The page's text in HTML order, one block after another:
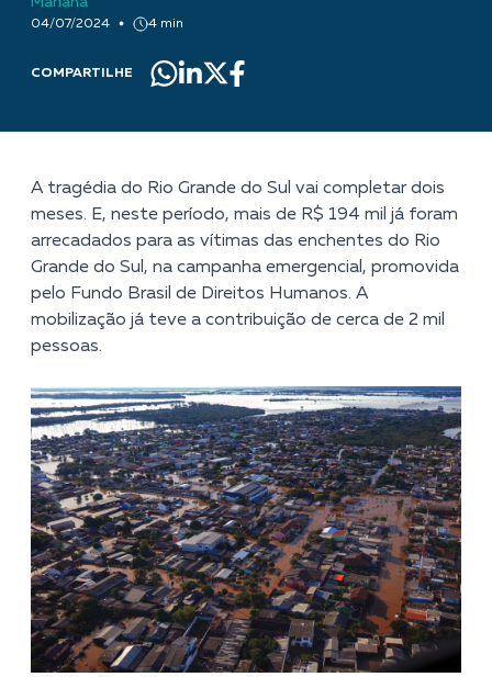
04/07/2024 4 min
COMPARTILHE
A tragédia do Rio Grande do Sul vai completar dois
meses. E, neste período, mais de R$ 194 mil já foram
arrecadados para as vítimas das enchentes do Rio
Grande do Sul, na campanha emergencial , promovida
pelo Fundo Brasil de Direitos Humanos. A
mobilização já teve a contribuição de cerca de 2 mil
pessoas.